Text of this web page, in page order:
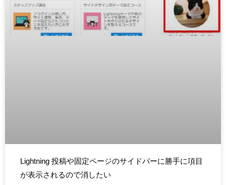
Lightning 投稿や固定ページのサイドバーに勝手に項目
が表示されるので消したい